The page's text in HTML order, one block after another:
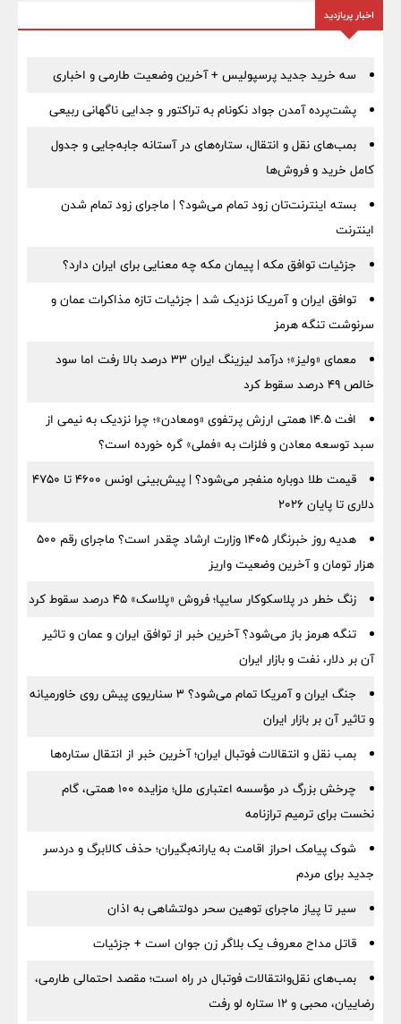
اخبار پربازدید
سه خرید جدید پرسپولیس + آخرین وضعیت طارمی و اخباری
پشت‌پرده آمدن جواد نکونام به تراکتور و جدایی ناگهانی ربیعی
بمب‌های نقل و انتقال، ستاره‌های در آستانه جابه‌جایی و جدول
کامل خرید و فروش‌ها
بسته اینترنت‌تان زود تمام می‌شود؟ | ماجرای زود تمام شدن
اینترنت
جزئیات توافق مکه | پیمان مکه چه معنایی برای ایران دارد؟
توافق ایران و آمریکا نزدیک شد | جزئیات تازه مذاکرات عمان و
سرنوشت تنگه هرمز
معمای «ولیز»؛ درآمد لیزینگ ایران ۳۳ درصد بالا رفت اما سود
خالص ۴۹ درصد سقوط کرد
افت ۱۴.۵ همتی ارزش پرتفوی «ومعادن»؛ چرا نزدیک به نیمی از
سبد توسعه معادن و فلزات به «فملی» گره خورده است؟
قیمت طلا دوباره منفجر می‌شود؟ | پیش‌بینی اونس ۴۶۰۰ تا ۴۷۵۰
دلاری تا پایان ۲۰۲۶
هدیه روز خبرنگار ۱۴۰۵ وزارت ارشاد چقدر است؟ ماجرای رقم ۵۰۰
هزار تومان و آخرین وضعیت واریز
زنگ خطر در پلاسکوکار سایپا؛ فروش «پلاسک» ۴۵ درصد سقوط کرد
تنگه هرمز باز می‌شود؟ آخرین خبر از توافق ایران و عمان و تاثیر
آن بر دلار، نفت و بازار ایران
جنگ ایران و آمریکا تمام می‌شود؟ ۳ سناریوی پیش روی خاورمیانه
و تاثیر آن بر بازار ایران
بمب نقل‌ و انتقالات فوتبال ایران؛ آخرین خبر از انتقال ستاره‌ها
چرخش بزرگ در مؤسسه اعتباری ملل؛ مزایده ۱۰۰ همتی، گام
نخست برای ترمیم ترازنامه
شوک پیامک احراز اقامت به یارانه‌بگیران؛ حذف کالابرگ و دردسر
جدید برای مردم
سیر تا پیاز ماجرای توهین سحر دولتشاهی به اذان
قاتل مداح معروف یک بلاگر زن جوان است + جزئیات
بمب‌های نقل‌وانتقالات فوتبال در راه است؛ مقصد احتمالی طارمی،
رضاییان، محبی و ۱۲ ستاره لو رفت